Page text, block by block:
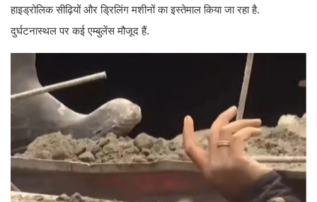
हाइड्रोलिक सीढ़ियों और ड्रिलिंग मशीनों का इस्तेमाल किया जा रहा है.
दुर्घटनास्थल पर कई एम्बुलेंस मौजूद हैं.